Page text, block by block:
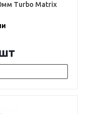
Turbo Matrix